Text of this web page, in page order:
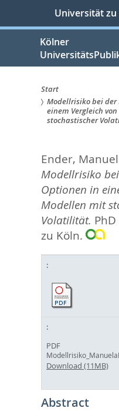
springen
Universität zu
Kölner
Sie
hier:
Start
Modellrisiko bei der
einem Vergleich
stochastischer
Ender,
Modellrisiko
Optionen in
Modellen mit
Volatilität.
zu Köln.
PDF
Download (11MB)
Abstract